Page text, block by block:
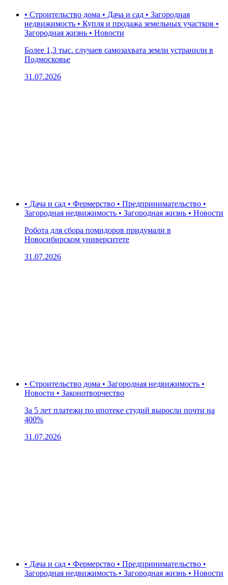
• Строительство дома • Дача и сад • Загородная
недвижимость • Купля и продажа земельных участков •
Загородная жизнь • Новости
Более 1,3 тыс. случаев самозахвата земли устранили в
Подмосковье
31.07.2026
• Дача и сад • Фермерство • Предпринимательство •
Загородная недвижимость • Загородная жизнь • Новости
Робота для сбора помидоров придумали в
Новосибирском университете
31.07.2026
• Строительство дома • Загородная недвижимость •
Новости • Законотворчество
За 5 лет платежи по ипотеке студий выросли почти на
400%
31.07.2026
• Дача и сад • Фермерство • Предпринимательство •
Загородная недвижимость • Загородная жизнь • Новости